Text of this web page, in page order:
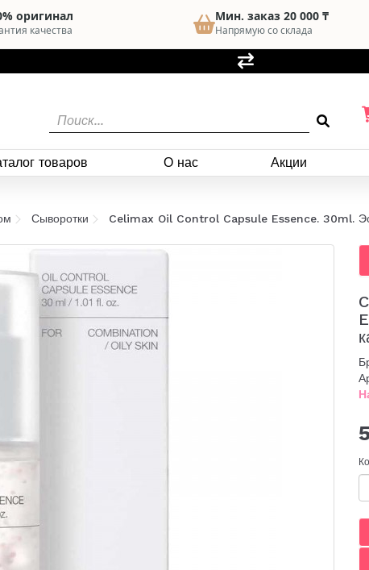
оригинал
качества
Мин. заказ 20 000 ₸
Напрямую со склада
товаров О нас Акции
Сыворотки Celimax Oil Control Capsule Essence. 30ml.